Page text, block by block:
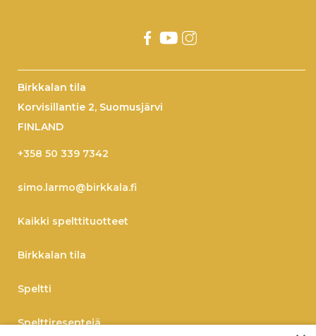
Birkkalan tila
Korvisillantie 2, Suomusjärvi
FINLAND
+358 50 339 7342
simo.larmo@birkkala.fi
Kaikki spelttituotteet
Birkkalan tila
Speltti
Spelttireseptejä